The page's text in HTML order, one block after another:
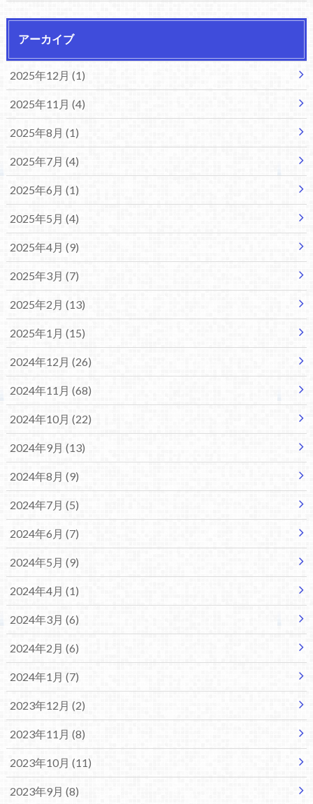
アーカイブ
2025年12月 (1)
2025年11月 (4)
2025年8月 (1)
2025年7月 (4)
2025年6月 (1)
2025年5月 (4)
2025年4月 (9)
2025年3月 (7)
2025年2月 (13)
2025年1月 (15)
2024年12月 (26)
2024年11月 (68)
2024年10月 (22)
2024年9月 (13)
2024年8月 (9)
2024年7月 (5)
2024年6月 (7)
2024年5月 (9)
2024年4月 (1)
2024年3月 (6)
2024年2月 (6)
2024年1月 (7)
2023年12月 (2)
2023年11月 (8)
2023年10月 (11)
2023年9月 (8)